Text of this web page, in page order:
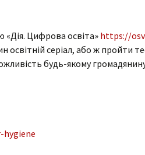
Цифрова освіта» https://
освітній серіал, або ж
будь-якому
hygiene